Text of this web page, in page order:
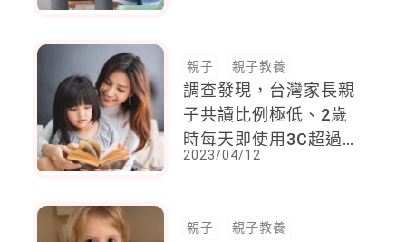
親子 親子教養
調查發現，台灣家長親
子共讀比例極低、2歲
時每天即使用3C超過1
小時，令人憂心
2023/04/12
親子 親子教養